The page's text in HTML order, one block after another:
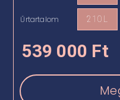
Űrtartalom 210 L
539 000 Ft